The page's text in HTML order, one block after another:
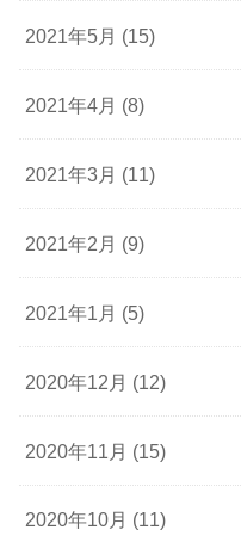
2021年5月 (15)
2021年4月 (8)
2021年3月 (11)
2021年2月 (9)
2021年1月 (5)
2020年12月 (12)
2020年11月 (15)
2020年10月 (11)